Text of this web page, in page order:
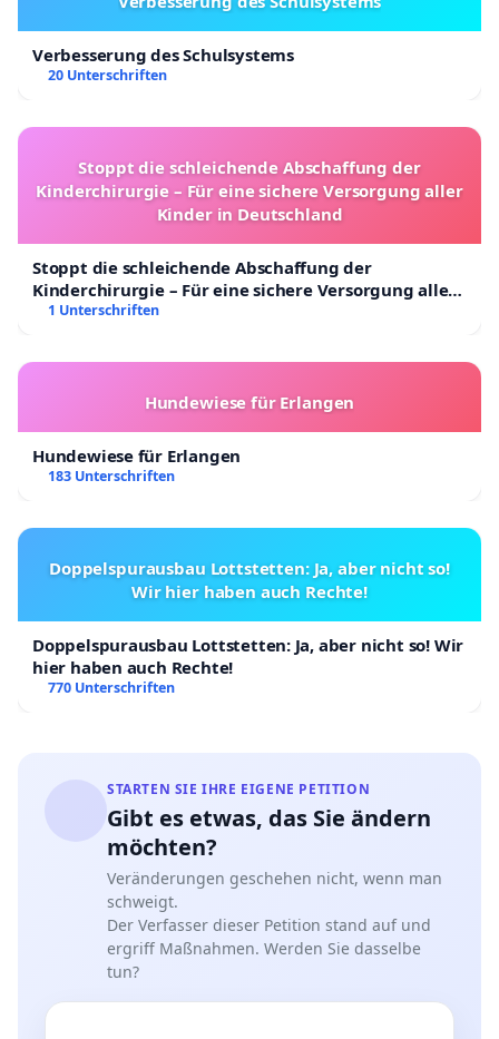
Verbesserung des Schulsystems
20 Unterschriften
Stoppt die schleichende Abschaffung der
Kinderchirurgie – Für eine sichere Versorgung aller
Kinder in Deutschland
Stoppt die schleichende Abschaffung der
Kinderchirurgie – Für eine sichere Versorgung aller
Kinder in Deutschland
1 Unterschriften
Hundewiese für Erlangen
Hundewiese für Erlangen
183 Unterschriften
Doppelspurausbau Lottstetten: Ja, aber nicht so!
Wir hier haben auch Rechte!
Doppelspurausbau Lottstetten: Ja, aber nicht so! Wir
hier haben auch Rechte!
770 Unterschriften
STARTEN SIE IHRE EIGENE PETITION
Gibt es etwas, das Sie ändern
möchten?
Veränderungen geschehen nicht, wenn man
schweigt.
Der Verfasser dieser Petition stand auf und
ergriff Maßnahmen. Werden Sie dasselbe
tun?